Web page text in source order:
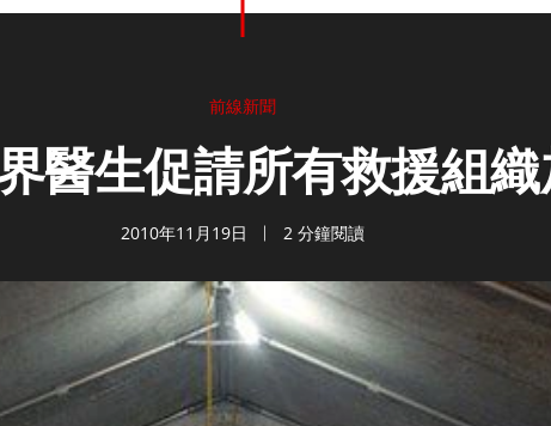
前線新聞
醫生促請所有救援組
2010年11月19日 2 分鐘閱讀